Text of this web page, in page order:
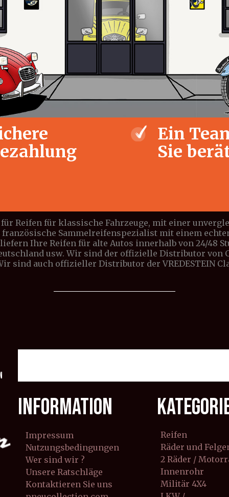
Ein
Sie
Reifen für klassische Fahrzeuge, mit einer
Sammelreifenspezialist mit einem
Ihre Reifen für alte Autos innerhalb von 24/48
usw. Wir sind der offizielle Distributor von
sind auch offizieller Distributor der VREDESTEIN
INFORMATION
Impressum
Nutzungsbedingungen
Wer sind wir ?
Unsere Ratschläge
Kontaktieren Sie uns
Reifen
Räder und
2 Räder /
Innenrohr
Militär 4X4